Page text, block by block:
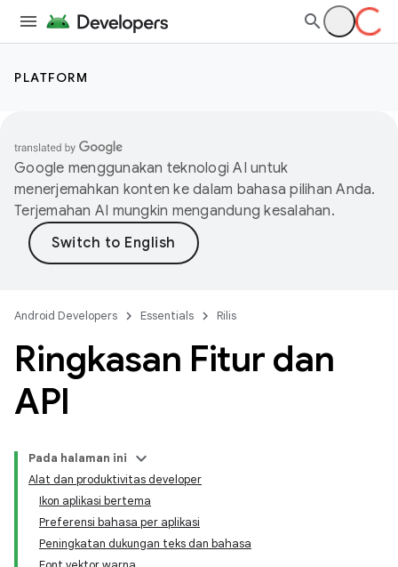
PLATFORM
Google menggunakan teknologi AI untuk
menerjemahkan konten ke dalam bahasa pilihan Anda.
Terjemahan AI mungkin mengandung kesalahan.
Android Developers Essentials Rilis
Ringkasan Fitur dan
API
Pada halaman ini
Alat dan produktivitas developer
Ikon aplikasi bertema
Preferensi bahasa per aplikasi
Peningkatan dukungan teks dan bahasa